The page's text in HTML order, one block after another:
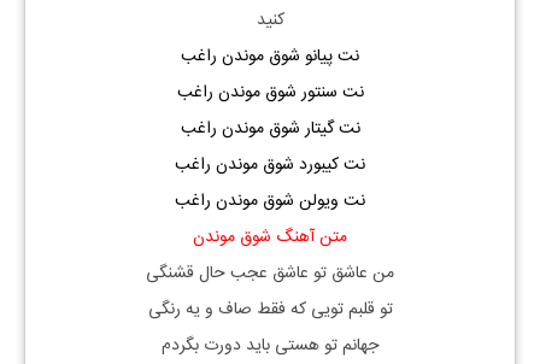
کنید
نت پیانو شوق موندن راغب
نت سنتور شوق موندن راغب
نت گیتار شوق موندن راغب
نت کیبورد شوق موندن راغب
نت ویولن شوق موندن راغب
متن آهنگ شوق موندن
من عاشق تو عاشق عجب حال قشنگی
تو قلبم تویی که فقط صاف و یه رنگی
جهانم تو هستی باید دورت بگردم